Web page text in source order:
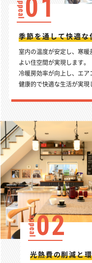
01
季節を通して快適な
室内の温度が安定し、寒
よい住空間が実現します。
冷暖房効率が向上し、エア
健康的で快適な生活が実現
02
光熱費の削減と